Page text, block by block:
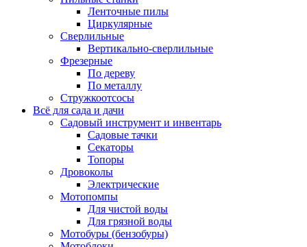
Ленточные пилы
Циркулярные
Сверлильные
Вертикально-сверлильные
Фрезерные
По дереву
По металлу
Стружкоотсосы
Всё для сада и дачи
Садовый инструмент и инвентарь
Садовые тачки
Секаторы
Топоры
Дровоколы
Электрические
Мотопомпы
Для чистой воды
Для грязной воды
Мотобуры (бензобуры)